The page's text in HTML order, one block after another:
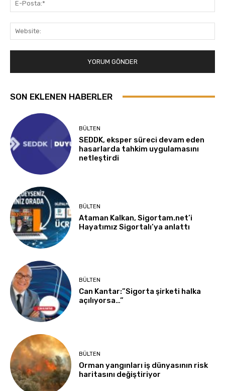
SON EKLENEN HABERLER
BÜLTEN
SEDDK, eksper süreci devam eden
hasarlarda tahkim uygulamasını
netleştirdi
BÜLTEN
Ataman Kalkan, Sigortam.net’i
Hayatımız Sigortalı’ya anlattı
BÜLTEN
Can Kantar:”Sigorta şirketi halka
açılıyorsa…”
BÜLTEN
Orman yangınları iş dünyasının risk
haritasını değiştiriyor